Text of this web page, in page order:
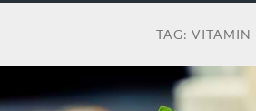
TAG: VITAMIN